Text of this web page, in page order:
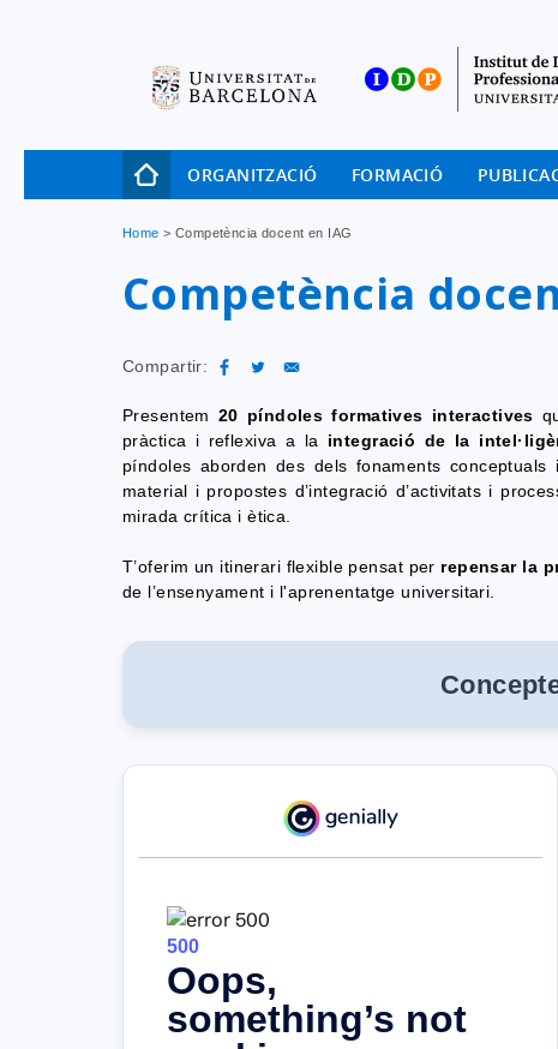
Navegació
principal
ORGANITZACIÓ FORMACIÓ
Fil
Home Competència docent en IAG
Competència
Compartir:
Presentem 20 píndoles formatives interactives
pràctica i reflexiva a la integració de la
píndoles aborden des dels fonaments
material i propostes d’integració d’activitats i
mirada crítica i ètica.
T’oferim un itinerari flexible pensat per repensar la
de l’ensenyament i l'aprenentatge universitari.